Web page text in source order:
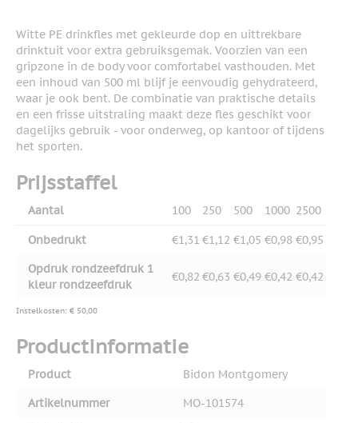
Witte PE drinkfles met gekleurde dop en uittrekbare
drinktuit voor extra gebruiksgemak. Voorzien van een
gripzone in de body voor comfortabel vasthouden. Met
een inhoud van 500 ml blijf je eenvoudig gehydrateerd,
waar je ook bent. De combinatie van praktische details
en een frisse uitstraling maakt deze fles geschikt voor
dagelijks gebruik - voor onderweg, op kantoor of tijdens
het sporten.
Prijsstaffel
Aantal 100 250 500 1000 2500
Onbedrukt €1,31 €1,12 €1,05 €0,98 €0,95
Opdruk rondzeefdruk 1
kleur rondzeefdruk
€0,82 €0,63 €0,49 €0,42 €0,42
Instelkosten: € 50,00
Productinformatie
Product
Bidon Montgomery
Artikelnummer
MO-101574